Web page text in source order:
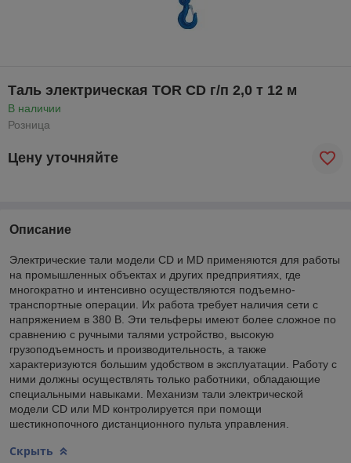
Таль электрическая TOR CD г/п 2,0 т 12 м
В наличии
Розница
Цену уточняйте
Описание
Электрические тали модели CD и MD применяются для работы
на промышленных объектах и других предприятиях, где
многократно и интенсивно осуществляются подъемно-
транспортные операции. Их работа требует наличия сети с
напряжением в 380 В. Эти тельферы имеют более сложное по
сравнению с ручными талями устройство, высокую
грузоподъемность и производительность, а также
характеризуются большим удобством в эксплуатации. Работу с
ними должны осуществлять только работники, обладающие
специальными навыками. Механизм тали электрической
модели CD или MD контролируется при помощи
шестикнопочного дистанционного пульта управления.
Скрыть